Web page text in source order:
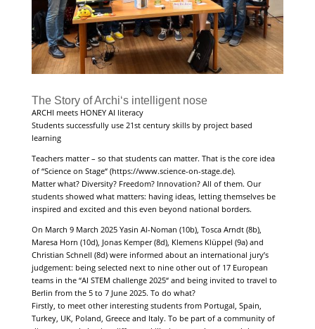
The Story of Archi‘s intelligent nose
ARCHI meets HONEY AI literacy
Students successfully use 21st century skills by project based
learning
Teachers matter – so that students can matter. That is the core idea
of “Science on Stage“ (https://www.science-on-stage.de).
Matter what? Diversity? Freedom? Innovation? All of them. Our
students showed what matters: having ideas, letting themselves be
inspired and excited and this even beyond national borders.
On March 9 March 2025 Yasin Al-Noman (10b), Tosca Arndt (8b),
Maresa Horn (10d), Jonas Kemper (8d), Klemens Klüppel (9a) and
Christian Schnell (8d) were informed about an international jury’s
judgement: being selected next to nine other out of 17 European
teams in the “AI STEM challenge 2025“ and being invited to travel to
Berlin from the 5 to 7 June 2025. To do what?
Firstly, to meet other interesting students from Portugal, Spain,
Turkey, UK, Poland, Greece and Italy. To be part of a community of